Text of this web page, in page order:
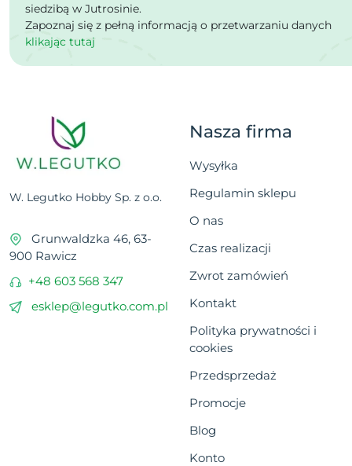
siedzibą w Jutrosinie.
Zapoznaj się z pełną informacją o przetwarzaniu danych
klikając tutaj
W. Legutko Hobby Sp. z o.o.
Grunwaldzka 46, 63-
900 Rawicz
+48 603 568 347
esklep@legutko.com.pl
Nasza firma
Wysyłka
Regulamin sklepu
O nas
Czas realizacji
Zwrot zamówień
Kontakt
Polityka prywatności i
cookies
Przedsprzedaż
Promocje
Blog
Konto